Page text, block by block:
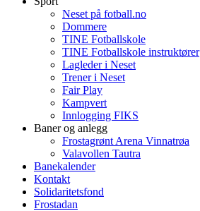
Neset på fotball.no
Dommere
TINE Fotballskole
TINE Fotballskole instruktører
Lagleder i Neset
Trener i Neset
Fair Play
Kampvert
Innlogging FIKS
Baner og anlegg
Frostagrønt Arena Vinnatrøa
Valavollen Tautra
Banekalender
Kontakt
Solidaritetsfond
Frostadan